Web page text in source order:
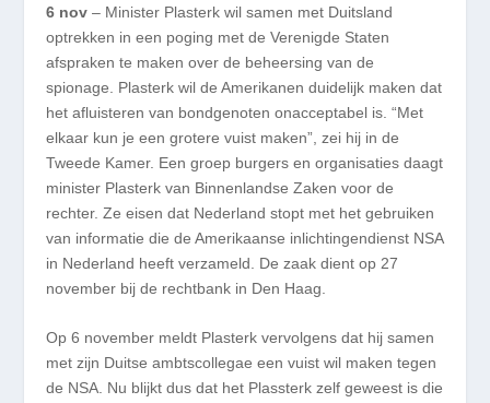
6 nov– Minister Plasterk wil samen met Duitsland
optrekken in een poging met de Verenigde Staten
afspraken te maken over de beheersing van de
spionage. Plasterk wil de Amerikanen duidelijk maken dat
het afluisteren van bondgenoten onacceptabel is. “Met
elkaar kun je een grotere vuist maken”, zei hij in de
Tweede Kamer. Een groep burgers en organisaties daagt
minister Plasterk van Binnenlandse Zaken voor de
rechter. Ze eisen dat Nederland stopt met het gebruiken
van informatie die de Amerikaanse inlichtingendienst NSA
in Nederland heeft verzameld. De zaak dient op 27
november bij de rechtbank in Den Haag.
Op 6 november meldt Plasterk vervolgens dat hij samen
met zijn Duitse ambtscollegae een vuist wil maken tegen
de NSA. Nu blijkt dus dat het Plassterk zelf geweest is die